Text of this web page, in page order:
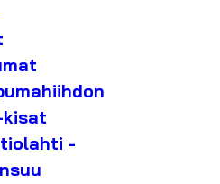
kisat
-